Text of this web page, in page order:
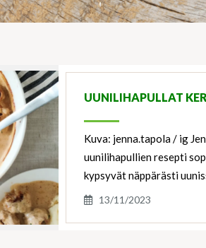
UUNILIHAPULLAT
Kuva: jenna.tapola / ig
uunilihapullien resepti
kypsyvät näppärästi
13/11/2023